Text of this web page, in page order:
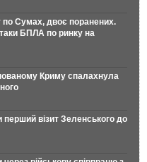
по Сумах, двоє поранених.
БПЛА по ринку на
Криму спалахнула
перший візит Зеленського до